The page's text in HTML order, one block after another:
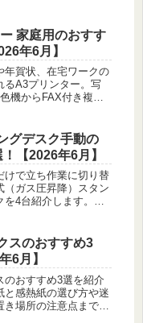
家庭用のおすす
年6月】
年賀状、在宅ワークの
るA3プリンター。写
機からFAX付き複合
グデスク手動の
【2026年6月】
けで立ち作業に切り替
（ガス圧昇降）スタン
を4台紹介します。昇
スのおすすめ3
6月】
のおすすめ3選を紹介
と感熱紙の選び方や迷
場所の注意点まで、